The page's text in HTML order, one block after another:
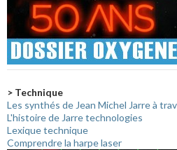
> Technique
Les synthés de Jean Michel Jarre à
L'histoire de Jarre technologies
Lexique technique
Comprendre la harpe laser